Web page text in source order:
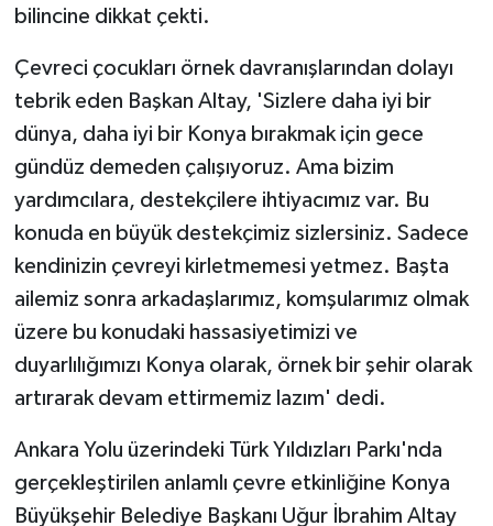
bilincine dikkat çekti.
Çevreci çocukları örnek davranışlarından dolayı
tebrik eden Başkan Altay, 'Sizlere daha iyi bir
dünya, daha iyi bir Konya bırakmak için gece
gündüz demeden çalışıyoruz. Ama bizim
yardımcılara, destekçilere ihtiyacımız var. Bu
konuda en büyük destekçimiz sizlersiniz. Sadece
kendinizin çevreyi kirletmemesi yetmez. Başta
ailemiz sonra arkadaşlarımız, komşularımız olmak
üzere bu konudaki hassasiyetimizi ve
duyarlılığımızı Konya olarak, örnek bir şehir olarak
artırarak devam ettirmemiz lazım' dedi.
Ankara Yolu üzerindeki Türk Yıldızları Parkı'nda
gerçekleştirilen anlamlı çevre etkinliğine Konya
Büyükşehir Belediye Başkanı Uğur İbrahim Altay